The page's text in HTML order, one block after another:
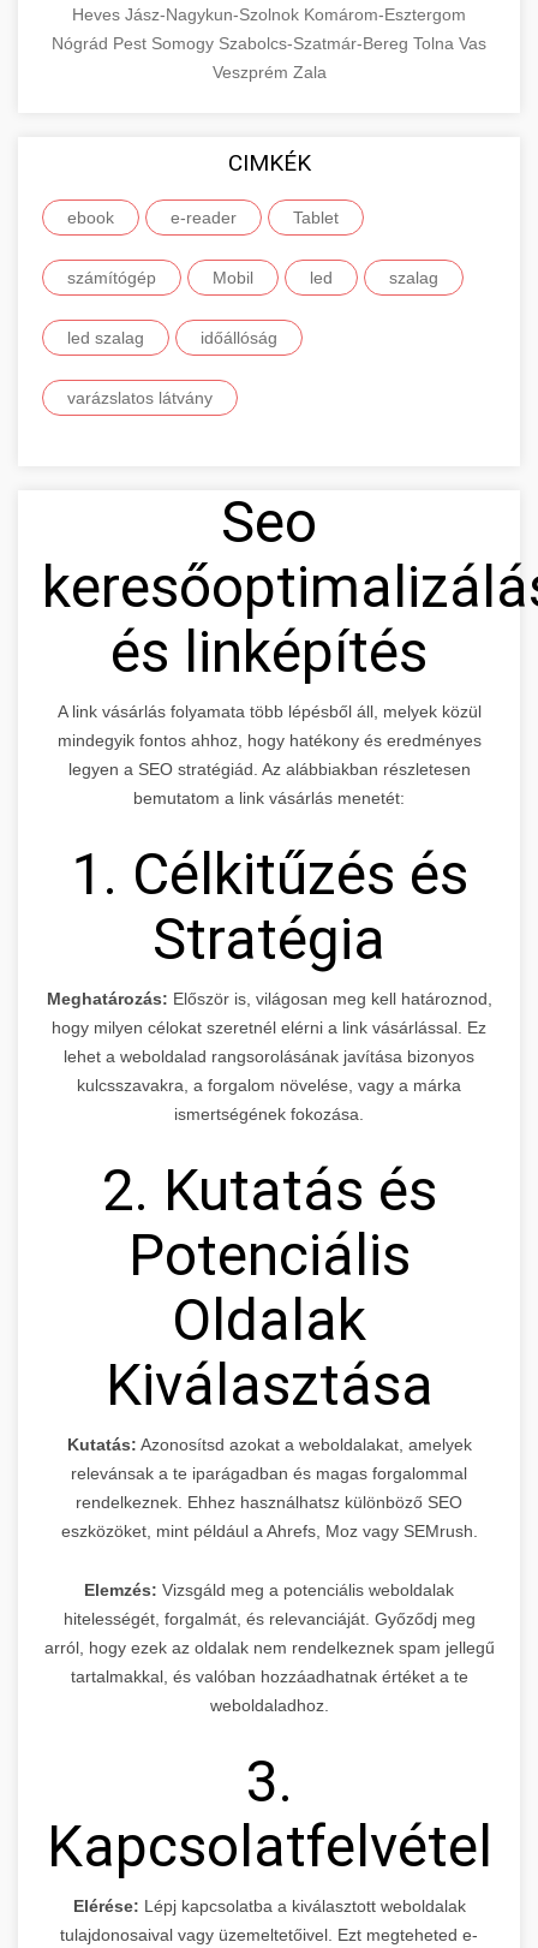
Heves Jász-Nagykun-Szolnok Komárom-Esztergom
Nógrád Pest Somogy Szabolcs-Szatmár-Bereg Tolna Vas
Veszprém Zala
CIMKÉK
ebook e-reader Tablet
számítógép Mobil led szalag
led szalag időállóság
varázslatos látvány
Seo
és linképítés
A link vásárlás folyamata több lépésből áll, melyek közül
mindegyik fontos ahhoz, hogy hatékony és eredményes
legyen a SEO stratégiád. Az alábbiakban részletesen
bemutatom a link vásárlás menetét:
1. Célkitűzés és
Stratégia
Meghatározás: Először is, világosan meg kell határoznod,
hogy milyen célokat szeretnél elérni a link vásárlással. Ez
lehet a weboldalad rangsorolásának javítása bizonyos
kulcsszavakra, a forgalom növelése, vagy a márka
ismertségének fokozása.
2. Kutatás és
Potenciális
Oldalak
Kiválasztása
Kutatás: Azonosítsd azokat a weboldalakat, amelyek
relevánsak a te iparágadban és magas forgalommal
rendelkeznek. Ehhez használhatsz különböző SEO
eszközöket, mint például a Ahrefs, Moz vagy SEMrush.
Elemzés: Vizsgáld meg a potenciális weboldalak
hitelességét, forgalmát, és relevanciáját. Győződj meg
arról, hogy ezek az oldalak nem rendelkeznek spam jellegű
tartalmakkal, és valóban hozzáadhatnak értéket a te
weboldaladhoz.
3.
Kapcsolatfelvétel
Elérése: Lépj kapcsolatba a kiválasztott weboldalak
tulajdonosaival vagy üzemeltetőivel. Ezt megteheted e-